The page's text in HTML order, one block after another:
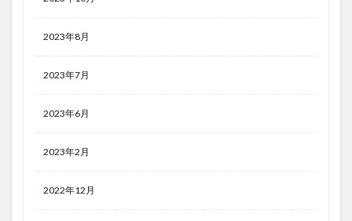
2023年8月
2023年7月
2023年6月
2023年2月
2022年12月